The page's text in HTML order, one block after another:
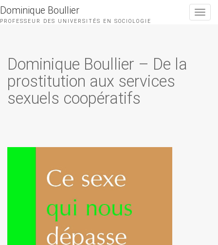
Toggle
Dominique Boullier
PROFESSEUR DES UNIVERSITÉS EN SOCIOLOGIE
Dominique Boullier – De la
prostitution aux services
sexuels coopératifs